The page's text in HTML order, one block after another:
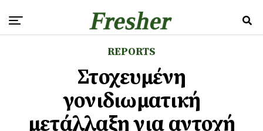
REPORTS
Στοχευμένη
γονιδιωματική
μετάλλαξη για αντοχή